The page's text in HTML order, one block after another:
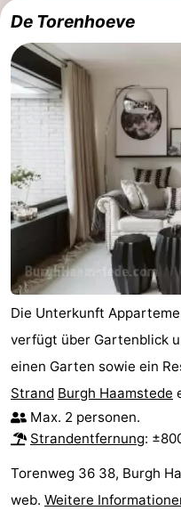
De Torenhoeve
Die Unterkunft
verfügt über Gartenblick
einen Garten sowie ein
Strand Burgh Haamstede
Max. 2 personen.
Strandentfernung:
Torenweg 36 38, Burgh
web. Weitere